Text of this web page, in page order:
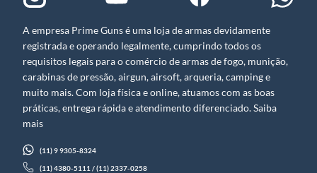
A empresa Prime Guns é uma loja de armas devidamente
registrada e operando legalmente, cumprindo todos os
requisitos legais para o comércio de armas de fogo, munição,
carabinas de pressão, airgun, airsoft, arqueria, camping e
muito mais. Com loja física e online, atuamos com as boas
práticas, entrega rápida e atendimento diferenciado. Saiba
mais
(11) 9 9305-8324
(11) 4380-5111 / (11) 2337-0258